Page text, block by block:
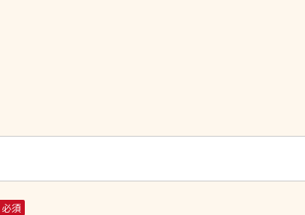
必須